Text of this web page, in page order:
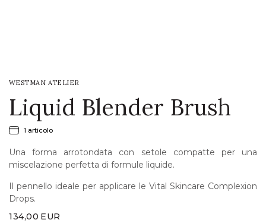
WESTMAN ATELIER
Liquid Blender Brush
1 articolo
Una forma arrotondata con setole compatte per una
miscelazione perfetta di formule liquide.
Il pennello ideale per applicare le Vital Skincare Complexion
Drops.
134,00 EUR